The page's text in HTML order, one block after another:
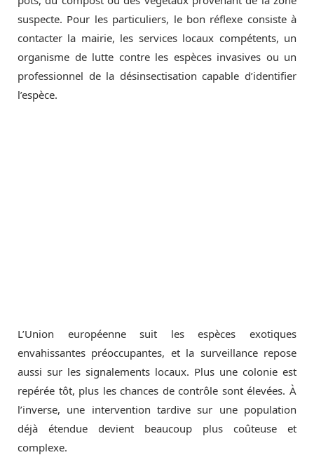
suspecte. Pour les particuliers, le bon réflexe consiste à
contacter la mairie, les services locaux compétents, un
organisme de lutte contre les espèces invasives ou un
professionnel de la désinsectisation capable d’identifier
l’espèce.
L’Union européenne suit les espèces exotiques
envahissantes préoccupantes, et la surveillance repose
aussi sur les signalements locaux. Plus une colonie est
repérée tôt, plus les chances de contrôle sont élevées. À
l’inverse, une intervention tardive sur une population
déjà étendue devient beaucoup plus coûteuse et
complexe.